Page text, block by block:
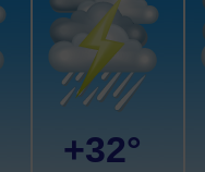
+32°